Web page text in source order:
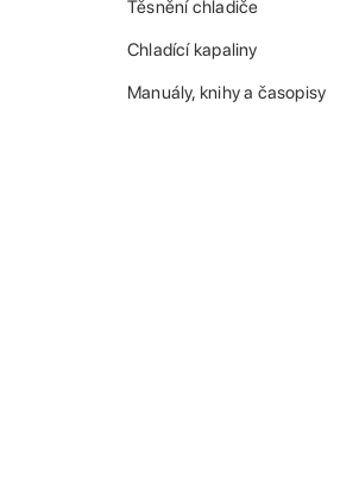
Těsnění chladiče
Chladící kapaliny
Manuály, knihy a časopisy